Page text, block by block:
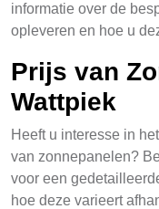
informatie over de
opleveren en hoe u
Prijs van
Wattpiek
Heeft u interesse in
van zonnepanelen?
voor een
hoe deze varieert